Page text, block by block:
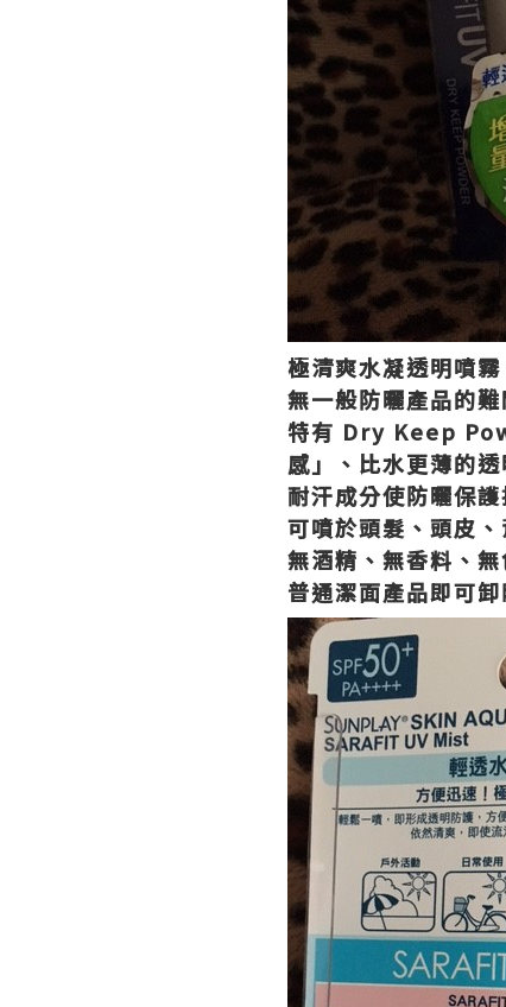
極清爽水凝透明噴
無一般防曬產品的
特有 Dry Keep
感」、比水更薄的
耐汗成分使防曬保
可噴於頭髮、頭皮
無酒精、無香料、
普通潔面產品即可卸